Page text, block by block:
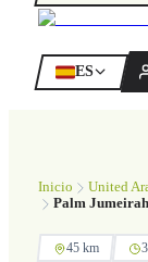
ES
Inicio United
Palm Jumeirah
45 km